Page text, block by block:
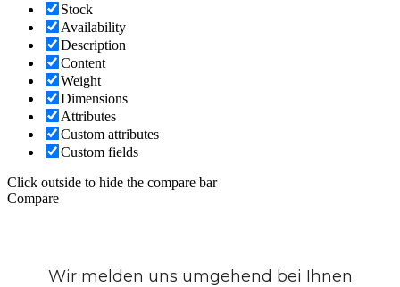
Stock
Availability
Description
Content
Weight
Dimensions
Attributes
Custom attributes
Custom fields
Click outside to hide the compare bar
Compare
Wir melden uns umgehend bei Ihnen